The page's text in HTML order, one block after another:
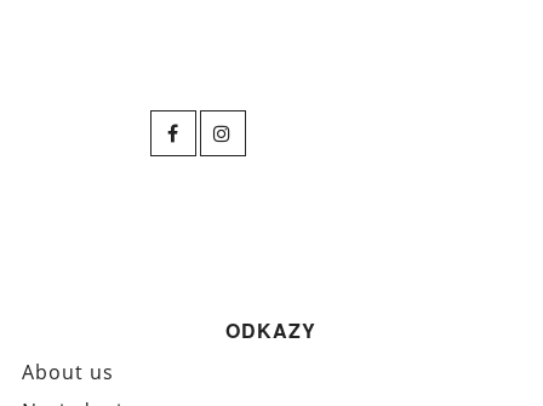
ODKAZY
About us